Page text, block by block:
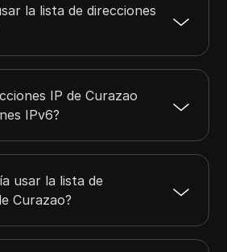
la lista de direcciones
IP de Curazao
IPv6?
usar la lista de
Curazao?